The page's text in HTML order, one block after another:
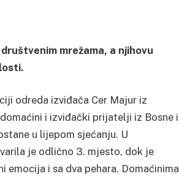
mrežama, a njihovu
odreda izviđača Cer Majur iz
i izviđački prijatelji iz Bosne i
u lijepom sjećanju. U
je odlično 3. mjesto, dok je
i sa dva pehara. Domaćinima